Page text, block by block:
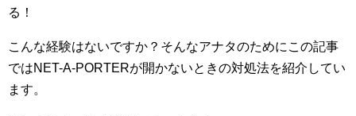
る！
こんな経験はないですか？そんなアナタのためにこの記事
ではNET-A-PORTERが開かないときの対処法を紹介してい
ます。